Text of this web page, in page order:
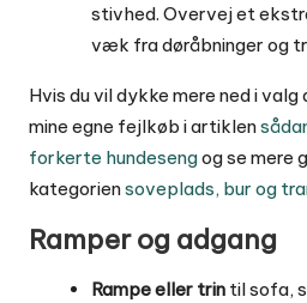
stivhed. Overvej et
væk fra døråbninger og
Hvis du vil dykke mere ned i
mine egne fejlkøb i artiklen
forkerte hundesengog se mere
kategoriensoveplads, bur og
Ramper og adgang
Rampe eller trin til sofa,